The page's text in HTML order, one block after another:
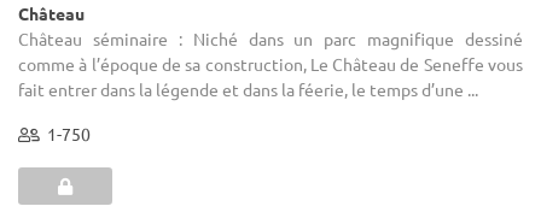
Château
Château séminaire : Niché dans un parc magnifique dessiné
comme à l’époque de sa construction, Le Château de Seneffe vous
fait entrer dans la légende et dans la féerie, le temps d’une ...
1-750